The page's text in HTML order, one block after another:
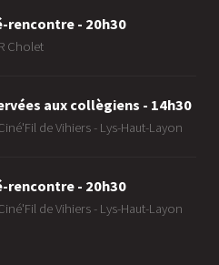
rencontre - 20h30
Cholet
aux collègiens - 14h30
de Vihiers - Lys-Haut-Layon
rencontre - 20h30
de Vihiers - Lys-Haut-Layon